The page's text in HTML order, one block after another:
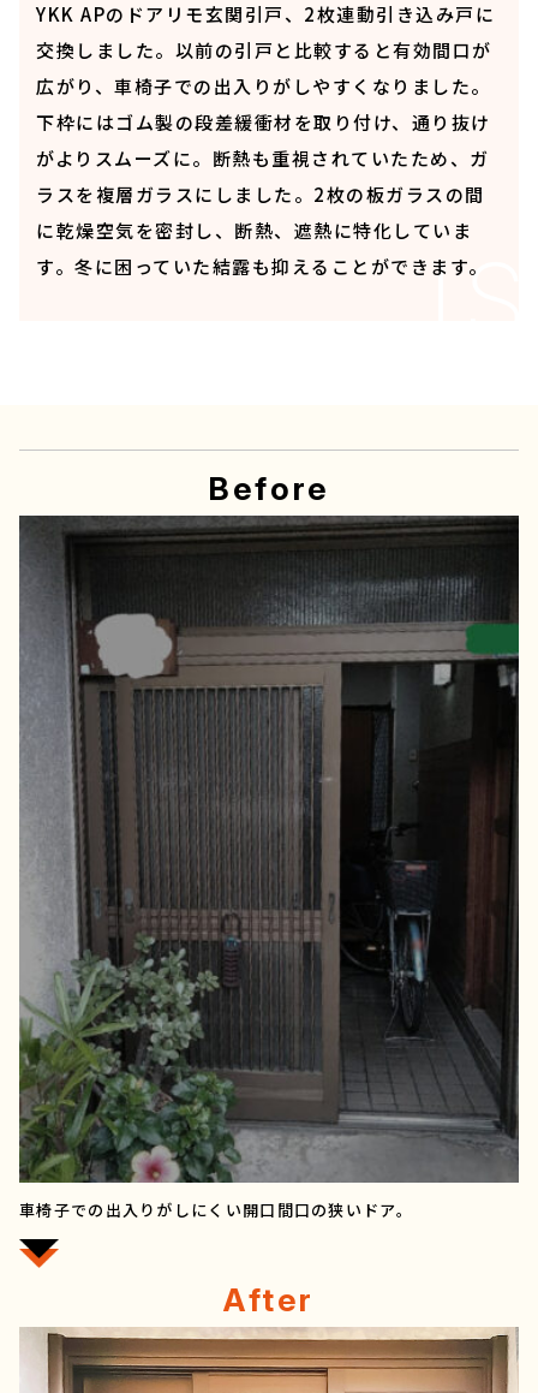
YKK APのドアリモ玄関引戸、2枚連動引き込み戸に
交換しました。以前の引戸と比較すると有効間口が
広がり、車椅子での出入りがしやすくなりました。
下枠にはゴム製の段差緩衝材を取り付け、通り抜け
がよりスムーズに。断熱も重視されていたため、ガ
ラスを複層ガラスにしました。2枚の板ガラスの間
に乾燥空気を密封し、断熱、遮熱に特化していま
す。冬に困っていた結露も抑えることができます。
Before
車椅子での出入りがしにくい開口間口の狭いドア。
After